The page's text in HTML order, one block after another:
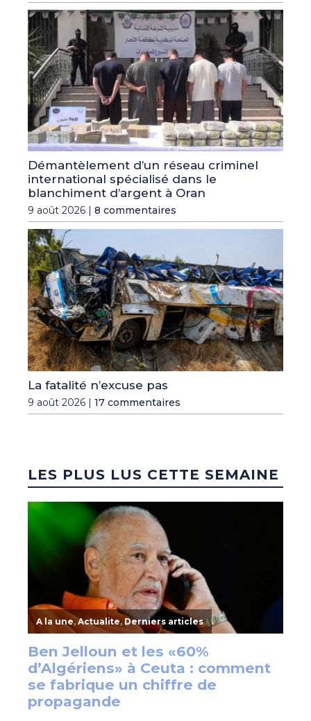
Démantèlement d’un réseau criminel
international spécialisé dans le
blanchiment d’argent à Oran
9 août 2026 | 8 commentaires
La fatalité n’excuse pas
9 août 2026 | 17 commentaires
LES PLUS LUS CETTE SEMAINE